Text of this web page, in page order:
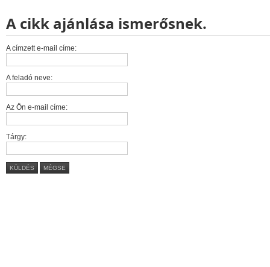
A cikk ajánlása ismerősnek.
A címzett e-mail címe:
A feladó neve:
Az Ön e-mail címe:
Tárgy:
KÜLDÉS MÉGSE